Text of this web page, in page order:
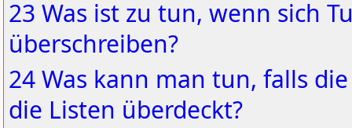
23 Was ist zu tun, wenn sich
überschreiben?
24 Was kann man tun, falls
die Listen überdeckt?